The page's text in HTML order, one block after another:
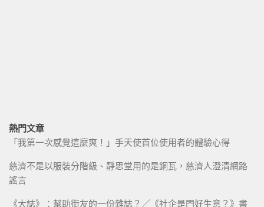
熱門文章
「我第一次感覺這麼爽！」手天使首位使用者的體驗心得
慈濟不是以服裝分階級、靜思堂用的是銅瓦，慈濟人澄清網路
謠言
《大誌》：幫助街友的一份雜誌？／《社企是門好生意？》書